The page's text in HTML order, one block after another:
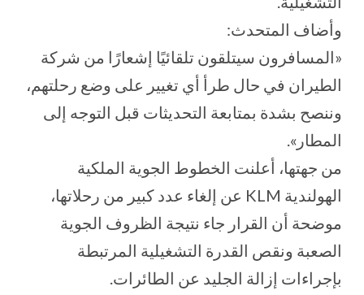
وأضاف المتحدث:
«المسافرون سيتلقون تلقائيًا إشعارًا من شركة
الطيران في حال طرأ أي تغيير على وضع رحلتهم،
وننصح بشدة بمتابعة التحديثات قبل التوجه إلى
المطار».
من جهتها، أعلنت الخطوط الجوية الملكية
الهولندية KLM عن إلغاء عدد كبير من رحلاتها،
موضحة أن القرار جاء نتيجة الظروف الجوية
الصعبة ونقص القدرة التشغيلية المرتبطة
بإجراءات إزالة الجليد عن الطائرات.